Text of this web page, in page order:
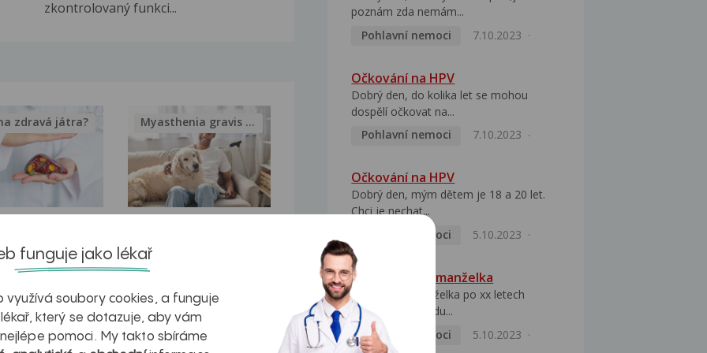
zkontrolovaný funkci...
v datech a
zdravá játra?
léčba
myastenie –
naděje pro ty,
Myasthenia gravis – vše, co...
poznám zda nemám...
Pohlavní nemoci
7.10.2023
Očkování na HPV
Dobrý den, do kolika let se mohou
dospělí očkovat na...
Pohlavní nemoci
7.10.2023
Očkování na HPV
Dobrý den, mým dětem je 18 a 20 let.
Chci je nechat...
Pohlavní nemoci
5.10.2023
HPV pozitivní manželka
Dobrý den, manželka po xx letech
přivezla z Východu...
Pohlavní nemoci
5.10.2023
funguje jako lékař
využívá soubory cookies, a funguje
který se dotazuje, aby vám
pomoci. My takto sbíráme